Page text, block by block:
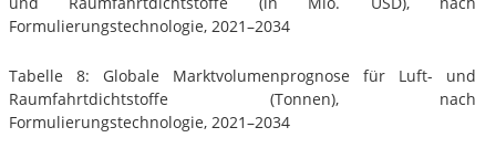
Formulierungstechnologie, 2021–2034
Tabelle 8: Globale Marktvolumenprognose für Luft- und
Raumfahrtdichtstoffe (Tonnen), nach
Formulierungstechnologie, 2021–2034